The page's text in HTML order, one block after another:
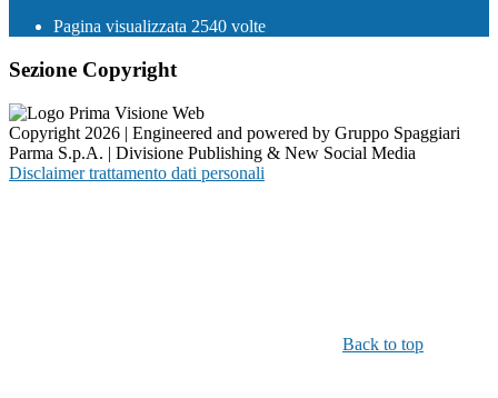
Pagina visualizzata 2540 volte
Sezione Copyright
Copyright 2026 | Engineered and powered by Gruppo Spaggiari
Parma S.p.A. | Divisione Publishing & New Social Media
Disclaimer trattamento dati personali
Back to top